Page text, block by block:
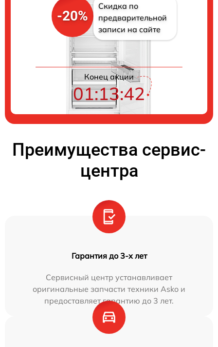
-20%
Скидка по
предварительной
записи на сайте
Конец акции
01:13:42
Преимущества сервис-
центра
Гарантия до 3-х лет
Сервисный центр устанавливает
оригинальные запчасти техники Asko и
предоставляет гарантию до 3 лет.